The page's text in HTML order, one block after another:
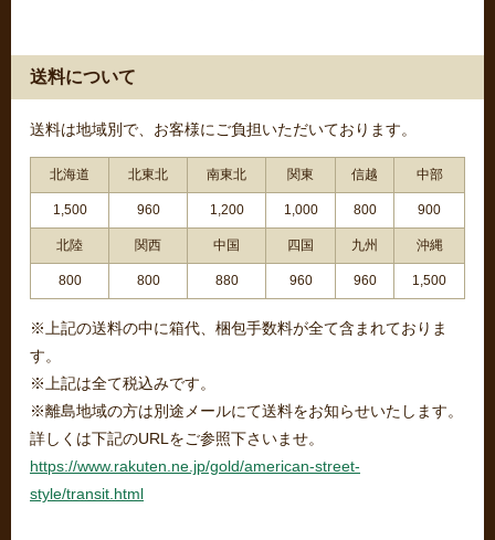
送料について
送料は地域別で、お客様にご負担いただいております。
北海道 北東北 南東北 関東 信越 中部
1,500 960 1,200 1,000 800 900
北陸 関西 中国 四国 九州 沖縄
800 800 880 960 960 1,500
※上記の送料の中に箱代、梱包手数料が全て含まれておりま
す。
※上記は全て税込みです。
※離島地域の方は別途メールにて送料をお知らせいたします。
詳しくは下記のURLをご参照下さいませ。
https://www.rakuten.ne.jp/gold/american-street-
style/transit.html